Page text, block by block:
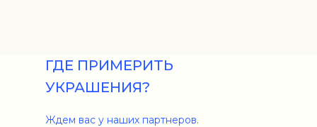
ГДЕ ПРИМЕРИТЬ
УКРАШЕНИЯ?
Ждем вас у наших партнеров.